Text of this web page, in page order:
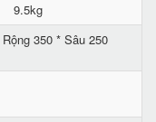
9.5kg
350 * Sâu 250